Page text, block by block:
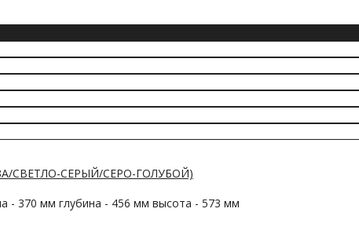
СВЕТЛО-СЕРЫЙ/СЕРО-ГОЛУБОЙ)
- 370 мм глубина - 456 мм высота - 573 мм